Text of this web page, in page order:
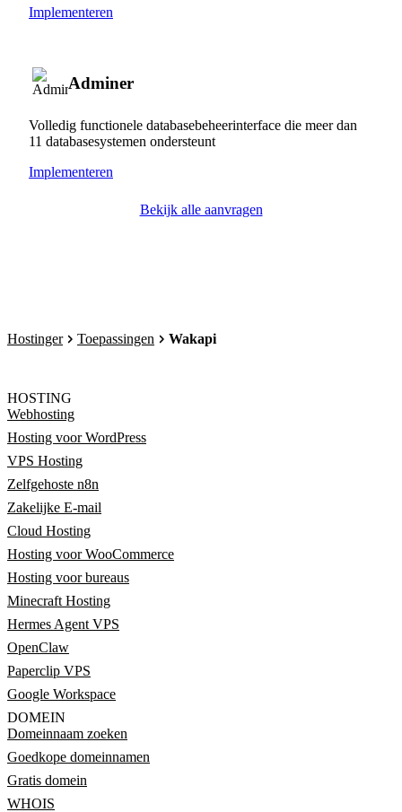
Implementeren
Adminer
Volledig functionele databasebeheerinterface die meer dan
11 databasesystemen ondersteunt
Implementeren
Bekijk alle aanvragen
Hostinger Toepassingen Wakapi
HOSTING
Webhosting
Hosting voor WordPress
VPS Hosting
Zelfgehoste n8n
Zakelijke E-mail
Cloud Hosting
Hosting voor WooCommerce
Hosting voor bureaus
Minecraft Hosting
Hermes Agent VPS
OpenClaw
Paperclip VPS
Google Workspace
DOMEIN
Domeinnaam zoeken
Goedkope domeinnamen
Gratis domein
WHOIS